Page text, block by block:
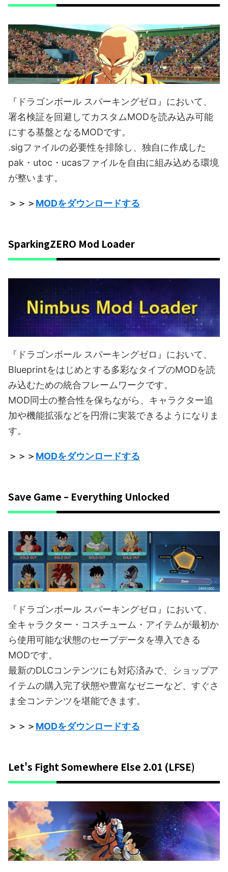
『ドラゴンボール スパーキングゼロ』において、
署名検証を回避してカスタムMODを読み込み可能
にする基盤となるMODです。
.sigファイルの必要性を排除し、独自に作成した
pak・utoc・ucasファイルを自由に組み込める環境
が整います。
＞＞＞MODをダウンロードする
SparkingZERO Mod Loader
『ドラゴンボール スパーキングゼロ』において、
Blueprintをはじめとする多彩なタイプのMODを読
み込むための統合フレームワークです。
MOD同士の整合性を保ちながら、キャラクター追
加や機能拡張などを円滑に実装できるようになりま
す。
＞＞＞MODをダウンロードする
Save Game – Everything Unlocked
『ドラゴンボール スパーキングゼロ』において、
全キャラクター・コスチューム・アイテムが最初か
ら使用可能な状態のセーブデータを導入できる
MODです。
最新のDLCコンテンツにも対応済みで、ショップア
イテムの購入完了状態や豊富なゼニーなど、すぐさ
ま全コンテンツを堪能できます。
＞＞＞MODをダウンロードする
Let's Fight Somewhere Else 2.01 (LFSE)